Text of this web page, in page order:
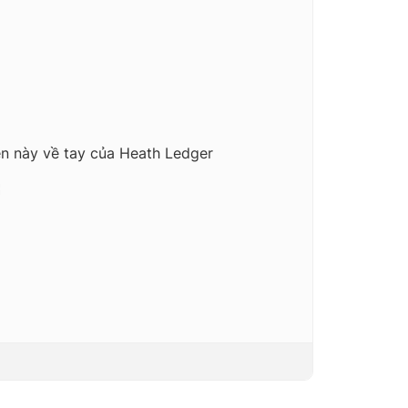
này về tay của Heath Ledger